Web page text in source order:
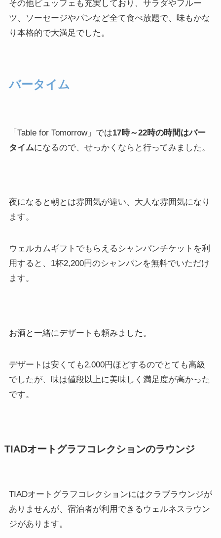
その他ビュッフェも充実しており、サラダやフルー
ツ、ソーセージやパンなど全て食べ放題で、味もかな
り本格的で大満足でした。
バータイム
「Table for Tomorrow」では17時～22時の時間はバー
タイムになるので、せっかくならと行ってみました。
夜になると朝とは雰囲気が違い、大人な雰囲気になり
ます。
ウェルカムギフトでもらえるシャンパンチケットを利
用すると、1杯2,200円のシャンパンを無料でいただけ
ます。
お酒と一緒にデザートも頼みました。
デザートは安くても2,000円ほどするのでとても高級
でしたが、味は値段以上に美味しく満足度が高かった
です。
TIADオートグラフコレクションのラウンジ
TIADオートグラフコレクションにはクラブラウンジが
ありませんが、宿泊者が利用できるウェルネスラウン
ジがあります。